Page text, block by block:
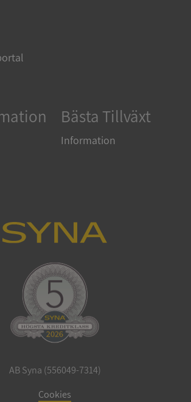
Bästa Tillväxt
Information
AB Syna (556049-7314)
Cookies
Microsoft
Corporation
de.syna.se
Google